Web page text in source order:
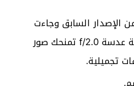
الإصدار السابق وجاءت
بدقة 16 ميجا بكسل وفتحة عدسة f/2.0 تمنحك صور
تجميلية.